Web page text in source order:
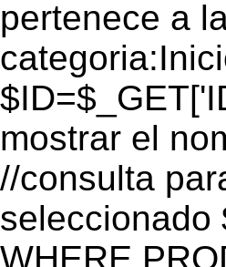
pertenece a
mostrar el
//consulta
seleccionado
WHERE